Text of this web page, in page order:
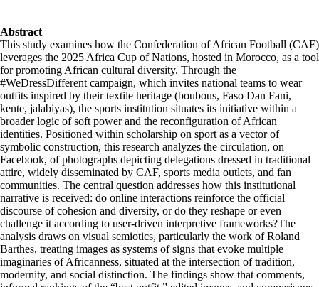
Abstract
This study examines how the Confederation of African Football (CAF)
leverages the 2025 Africa Cup of Nations, hosted in Morocco, as a tool
for promoting African cultural diversity. Through the
#WeDressDifferent campaign, which invites national teams to wear
outfits inspired by their textile heritage (boubous, Faso Dan Fani,
kente, jalabiyas), the sports institution situates its initiative within a
broader logic of soft power and the reconfiguration of African
identities. Positioned within scholarship on sport as a vector of
symbolic construction, this research analyzes the circulation, on
Facebook, of photographs depicting delegations dressed in traditional
attire, widely disseminated by CAF, sports media outlets, and fan
communities. The central question addresses how this institutional
narrative is received: do online interactions reinforce the official
discourse of cohesion and diversity, or do they reshape or even
challenge it according to user-driven interpretive frameworks?The
analysis draws on visual semiotics, particularly the work of Roland
Barthes, treating images as systems of signs that evoke multiple
imaginaries of Africanness, situated at the intersection of tradition,
modernity, and social distinction. The findings show that comments,